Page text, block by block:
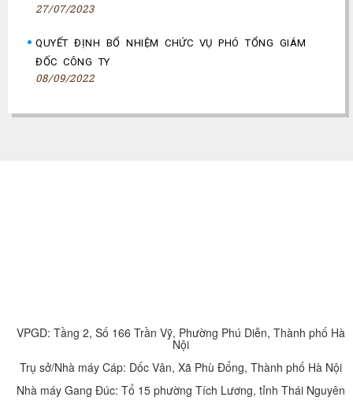
27/07/2023
QUYẾT ĐỊNH BỔ NHIỆM CHỨC VỤ PHÓ TỔNG GIÁM
ĐỐC CÔNG TY
08/09/2022
VPGD: Tầng 2, Số 166 Trần Vỹ, Phường Phú Diễn, Thành phố Hà
Nội
Trụ sở/Nhà máy Cáp: Dốc Vân, Xã Phù Đổng, Thành phố Hà Nội
Nhà máy Gang Đúc: Tổ 15 phường Tích Lương, tỉnh Thái Nguyên